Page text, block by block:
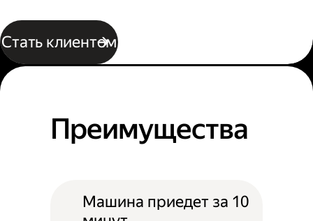
Стать клиентом
Преимущества
Машина приедет за 10